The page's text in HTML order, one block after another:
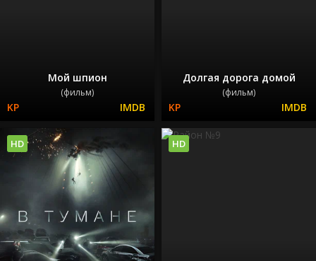
Мой шпион
(фильм)
Долгая дорога домой
(фильм)
HD HD